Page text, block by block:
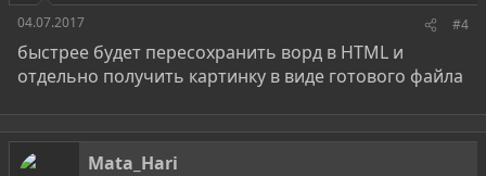
оттуда, а текcт - отпарсить xml ...
Ссылка скрыта от гостей (см. с java)
[doublepost=1498742898][/doublepost]есть вариант для ВБА -
сохранить (его ср-вами) как HTML и из полученного месива
- взять картинки и текст
04.07.2017 #4
быстрее будет пересохранить ворд в HTML и
отдельно получить картинку в виде готового файла
Mata_Hari